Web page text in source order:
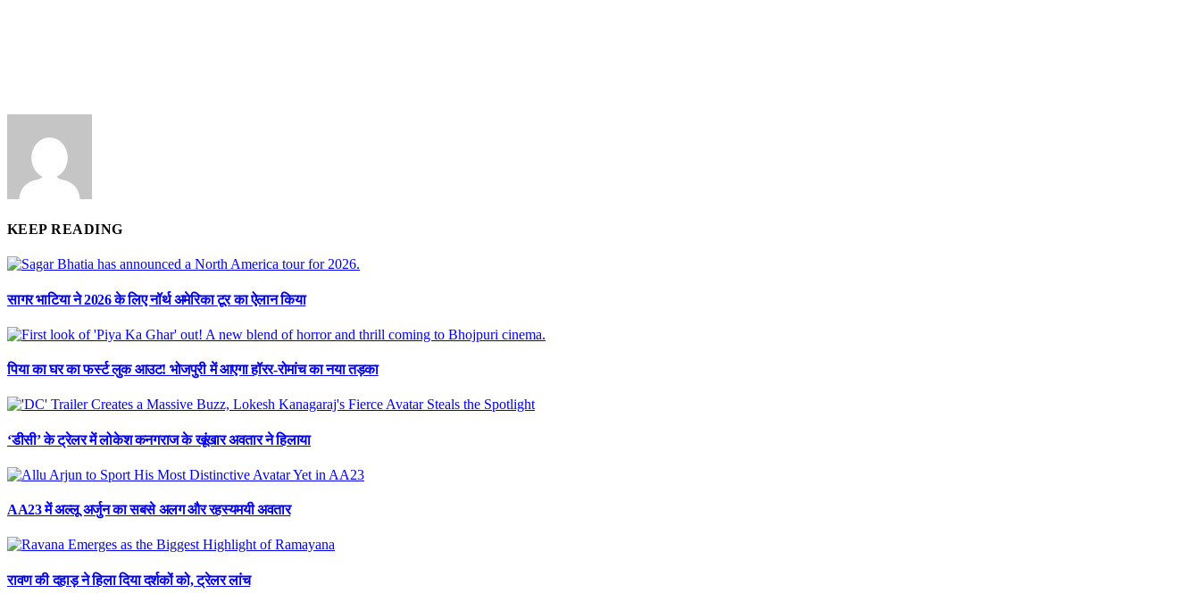
KEEP READING
सागर भाटिया ने 2026 के लिए नॉर्थ अमेरिका टूर का ऐलान किया
पिया का घर का फर्स्ट लुक आउट! भोजपुरी में आएगा हॉरर-रोमांच का नया तड़का
‘डीसी’ के ट्रेलर में लोकेश कनगराज के खूंखार अवतार ने हिलाया
AA23 में अल्लू अर्जुन का सबसे अलग और रहस्यमयी अवतार
रावण की दहाड़ ने हिला दिया दर्शकों को, ट्रेलर लांच